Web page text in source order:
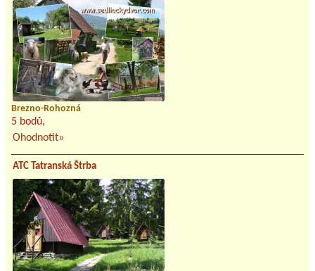
Brezno-Rohozná
5 bodů,
Ohodnotit»
ATC Tatranská Štrba